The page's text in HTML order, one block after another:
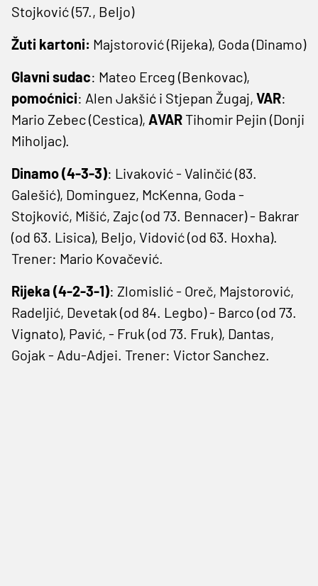
Stojković (57., Beljo)
Žuti kartoni: Majstorović (Rijeka), Goda (Dinamo)
Glavni sudac: Mateo Erceg (Benkovac),
pomoćnici: Alen Jakšić i Stjepan Žugaj, VAR:
Mario Zebec (Cestica), AVARTihomir Pejin (Donji
Miholjac).
Dinamo (4-3-3): Livaković - Valinčić (83.
Galešić), Dominguez, McKenna, Goda -
Stojković, Mišić, Zajc (od 73. Bennacer) - Bakrar
(od 63. Lisica), Beljo, Vidović (od 63. Hoxha).
Trener: Mario Kovačević.
Rijeka (4-2-3-1): Zlomislić - Oreč, Majstorović,
Radeljić, Devetak (od 84. Legbo) - Barco (od 73.
Vignato), Pavić, - Fruk (od 73. Fruk), Dantas,
Gojak - Adu-Adjei. Trener: Victor Sanchez.